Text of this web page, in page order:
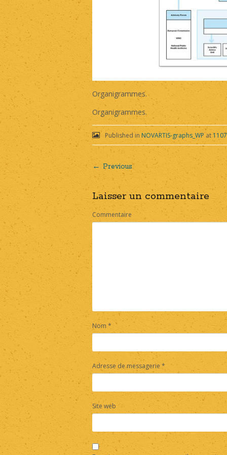
Organigrammes.
Organigrammes.
Published in NOVARTIS-graphs_WPat
Post
navigation
← Previous
Laisser un commentaire
Commentaire
Nom *
Adresse de messagerie *
Site web